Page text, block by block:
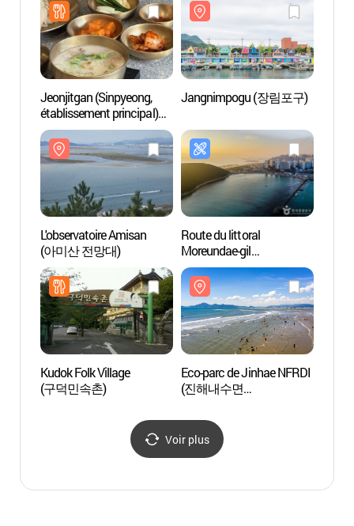
Jeonjitgan (Sinpyeong,
établissement principal)
(정짓간 신평본점)
Jangnimpogu (장림포구)
L'observatoire Amisan
(아미산 전망대)
Route du littoral
Moreundae-gil
(해안누리길 몰운대길)
Kudok Folk Village
(구덕민속촌)
Eco-parc de Jinhae NFRDI
(진해내수면
Voir plus